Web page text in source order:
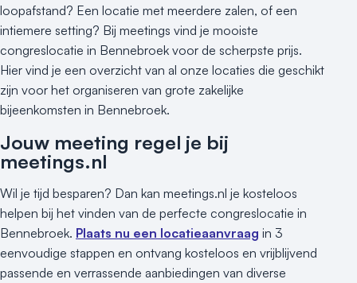
loopafstand? Een locatie met meerdere zalen, of een
intiemere setting? Bij meetings vind je mooiste
congreslocatie in Bennebroek voor de scherpste prijs.
Hier vind je een overzicht van al onze locaties die geschikt
zijn voor het organiseren van grote zakelijke
bijeenkomsten in Bennebroek.
Jouw meeting regel je bij
meetings.nl
Wil je tijd besparen? Dan kan meetings.nl je kosteloos
helpen bij het vinden van de perfecte congreslocatie in
Bennebroek. Plaats nu een locatieaanvraag in 3
eenvoudige stappen en ontvang kosteloos en vrijblijvend
passende en verrassende aanbiedingen van diverse